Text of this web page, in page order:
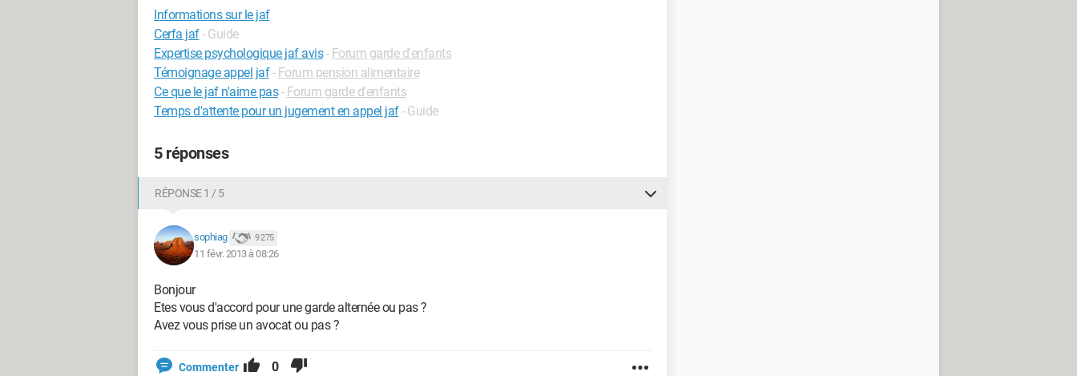
Informations sur le jaf
Cerfa jaf- Guide
Expertise psychologique jaf avis - Forum garde d'enfants
Témoignage appel jaf - Forum pension alimentaire
Ce que le jaf n'aime pas - Forum garde d'enfants
Temps d'attente pour un jugement en appel jaf- Guide
5 réponses
RÉPONSE 1 / 5
sophiag 9 275
11 févr. 2013 à 08:26
Bonjour
Etes vous d'accord pour une garde alternée ou pas ?
Avez vous prise un avocat ou pas ?
Commenter 0